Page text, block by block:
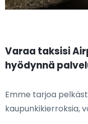
Varaa taksisi
hyödynnä
Emme tarjoa
kaupunkikierroksia,